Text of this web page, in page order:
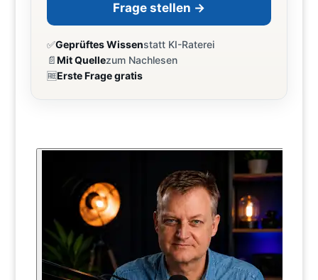
Frage stellen →
✅Geprüftes Wissenstatt KI-Raterei
📄Mit Quellezum Nachlesen
🆓Erste Frage gratis